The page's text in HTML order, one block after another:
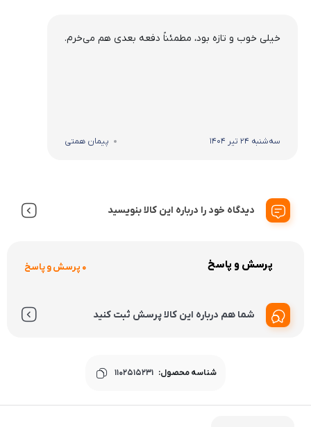
خیلی خوب و تازه بود، مطمئناً دفعه بعدی هم می‌خرم.
سه‌شنبه 24 تیر 1404 پیمان همتی
دیدگاه خود را درباره این کالا بنویسید
پرسش و پاسخ 0 پرسش و پاسخ
شما هم درباره این کالا پرسش ثبت کنید
شناسه محصول: 1102515231